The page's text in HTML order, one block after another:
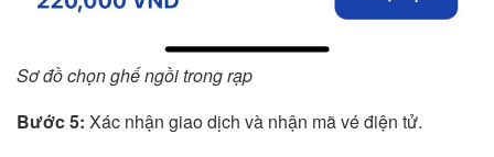
Sơ đồ chọn ghế ngồi trong rạp
Bước 5: Xác nhận giao dịch và nhận mã vé điện tử.